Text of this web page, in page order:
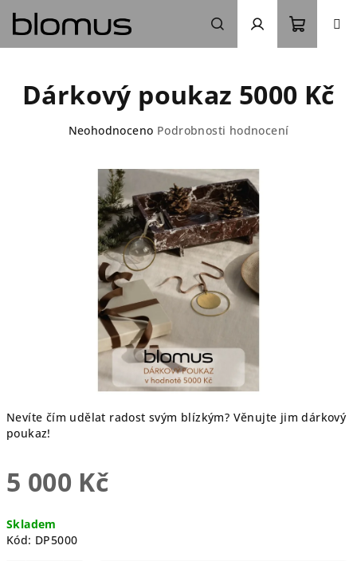
obsah
Hledat Přihlášení
košík
Nevíte čím udělat radost svým blízkým? Věnujte jim dárkový
poukaz!
5 000 Kč
cena:
Skladem
Kód: DP5000
Dárkový poukaz 5000 Kč
Průměrné
hvězdiček.
Neohodnoceno Podrobnosti hodnocení